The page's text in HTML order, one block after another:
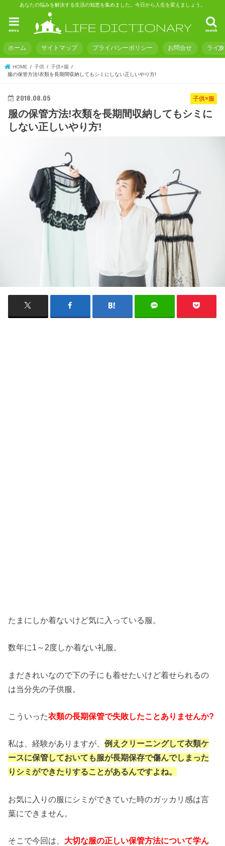
あなたの悩みを解決する生活の知恵を集めました。今日から人生を変えましょう。
search
menu
ホーム サイトマップ プライバシーポリシー お問合せ ライ
HOME 子供
子供×服
服の保管方法!衣類を長期間収納してもシミにしない正しいやり方!
子供×服
2018.08.05
服の保管方法!衣類を長期間収納してもシミに
しない正しいやり方!
たまにしか着ないけど気に入っている服。
数年に1～2度しか着ない礼服。
まだきれいなので下の子にも着せたいけど着せられるの
は当分先の子供服。
こういった衣類の長期保管で失敗したことありませんか?
私は、経験がありますが、例えクリーニングして衣類ケ
ースに保管しておいても服が長期保存で傷んでしまった
りシミができたりすることがあるんですよね。
お気に入りの服にシミができていた時のガッカリ感は言
葉にできません。
そこで今回は、 大切な服の正しい保管方法について学ん